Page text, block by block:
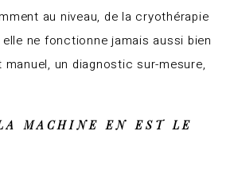
au niveau, de la cryothérapie
ne fonctionne jamais aussi bien
un diagnostic sur-mesure,
MACHINE EN EST LE